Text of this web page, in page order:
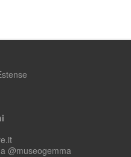
@museogemma